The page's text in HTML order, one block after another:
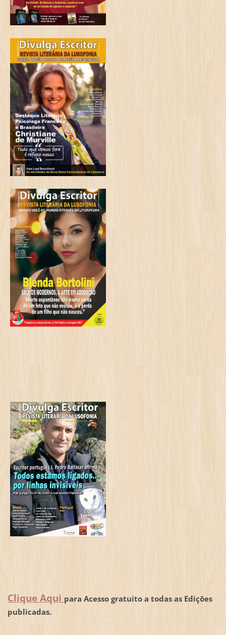
Clique Aqui para Acesso gratuito a todas as Edições
publicadas.